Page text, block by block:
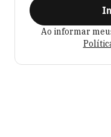
Ao informar